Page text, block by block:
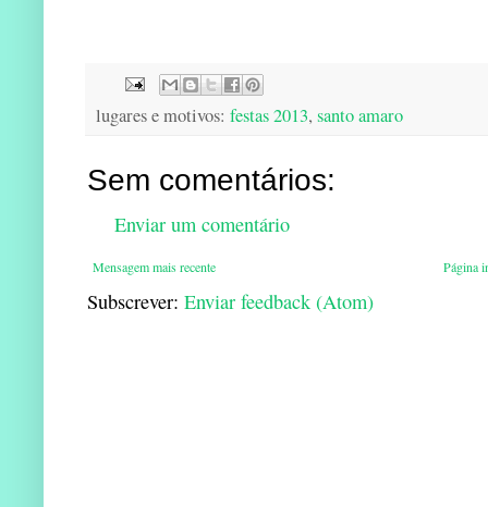
lugares e motivos: festas 2013, santo amaro
Sem comentários:
Enviar um comentário
Mensagem mais recente Página
Subscrever: Enviar feedback (Atom)